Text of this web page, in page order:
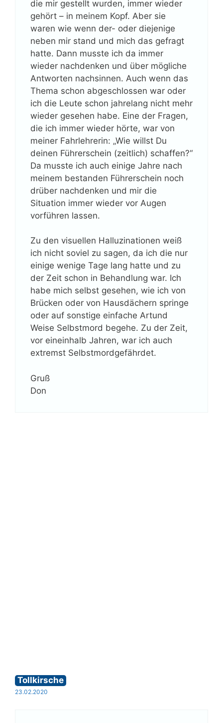
die mir gestellt wurden, immer wieder
gehört – in meinem Kopf. Aber sie
waren wie wenn der- oder diejenige
neben mir stand und mich das gefragt
hatte. Dann musste ich da immer
wieder nachdenken und über mögliche
Antworten nachsinnen. Auch wenn das
Thema schon abgeschlossen war oder
ich die Leute schon jahrelang nicht mehr
wieder gesehen habe. Eine der Fragen,
die ich immer wieder hörte, war von
meiner Fahrlehrerin: „Wie willst Du
deinen Führerschein (zeitlich) schaffen?“
Da musste ich auch einige Jahre nach
meinem bestanden Führerschein noch
drüber nachdenken und mir die
Situation immer wieder vor Augen
vorführen lassen.
Zu den visuellen Halluzinationen weiß
ich nicht soviel zu sagen, da ich die nur
einige wenige Tage lang hatte und zu
der Zeit schon in Behandlung war. Ich
habe mich selbst gesehen, wie ich von
Brücken oder von Hausdächern springe
oder auf sonstige einfache Artund
Weise Selbstmord begehe. Zu der Zeit,
vor eineinhalb Jahren, war ich auch
extremst Selbstmordgefährdet.
Gruß
Don
Tollkirsche
23.02.2020